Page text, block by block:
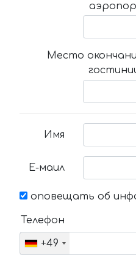
Место
Имя
Е-маил
оповещать об
Телефон
+49